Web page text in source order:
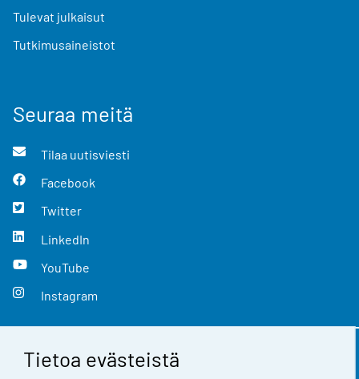
Tietoa evästeistä
Tulevat julkaisut
Tutkimusaineistot
Seuraa meitä
Tilaa uutisviesti
Facebook
Twitter
LinkedIn
YouTube
Instagram
Yhteystiedot